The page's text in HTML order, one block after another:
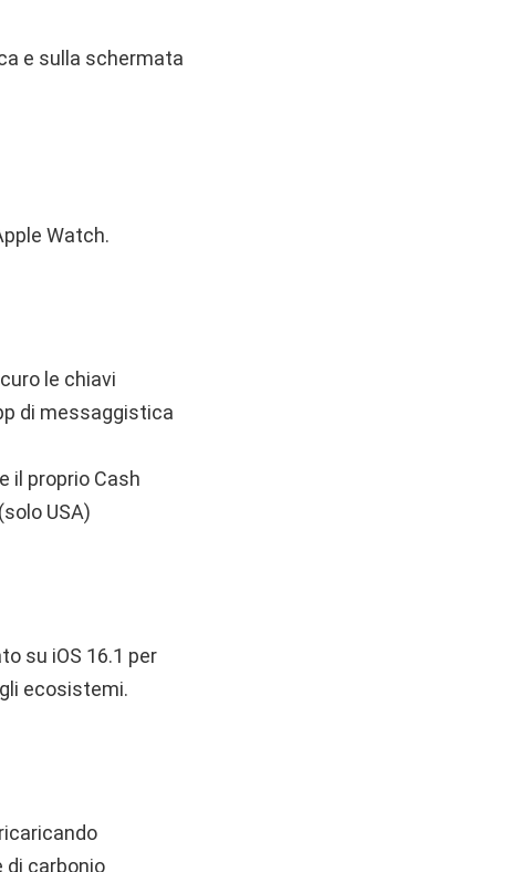
e sulla schermata
Watch.
le chiavi
di messaggistica
il proprio Cash
USA)
su iOS 16.1 per
ecosistemi.
di carbonio